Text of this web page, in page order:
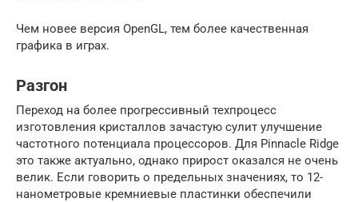
Чем новее версия OpenGL, тем более качественная
графика в играх.
Разгон
Переход на более прогрессивный техпроцесс
изготовления кристаллов зачастую сулит улучшение
частотного потенциала процессоров. Для Pinnacle Ridge
это также актуально, однако прирост оказался не очень
велик. Если говорить о предельных значениях, то 12-
нанометровые кремниевые пластинки обеспечили